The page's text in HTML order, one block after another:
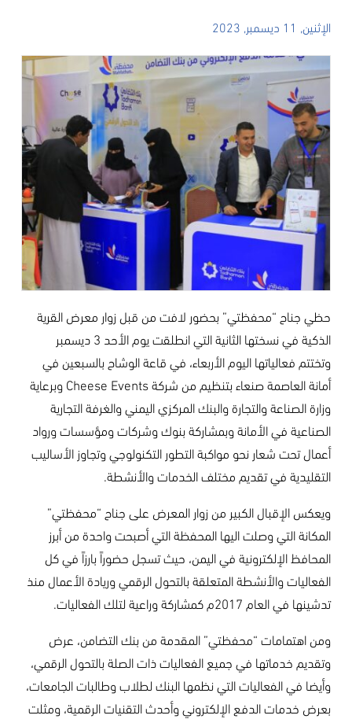
الإثنين, 11 ديسمبر, 2023
حظي جناح “محفظتي” بحضور لافت من قبل زوار معرض القرية
الذكية في نسختها الثانية التي انطلقت يوم الأحد 3 ديسمبر
وتختتم فعالياتها اليوم الأربعاء، في قاعة الوشاح بالسبعين في
أمانة العاصمة صنعاء بتنظيم من شركة Cheese Events وبرعاية
وزارة الصناعة والتجارة والبنك المركزي اليمني والغرفة التجارية
الصناعية في الأمانة وبمشاركة بنوك وشركات ومؤسسات ورواد
أعمال تحت شعار نحو مواكبة التطور التكنولوجي وتجاوز الأساليب
التقليدية في تقديم مختلف الخدمات والأنشطة.
ويعكس الإقبال الكبير من زوار المعرض على جناح “محفظتي”
المكانة التي وصلت اليها المحفظة التي أصبحت واحدة من أبرز
المحافظ الإلكترونية في اليمن، حيث تسجل حضوراً بارزاً في كل
الفعاليات والأنشطة المتعلقة بالتحول الرقمي وريادة الأعمال منذ
تدشينها في العام 2017م كمشاركة وراعية لتلك الفعاليات.
ومن اهتمامات “محفظتي” المقدمة من بنك التضامن، عرض
وتقديم خدماتها في جميع الفعاليات ذات الصلة بالتحول الرقمي،
وأيضا في الفعاليات التي نظمها البنك لطلاب وطالبات الجامعات،
بعرض خدمات الدفع الإلكتروني وأحدث التقنيات الرقمية، ومثلت